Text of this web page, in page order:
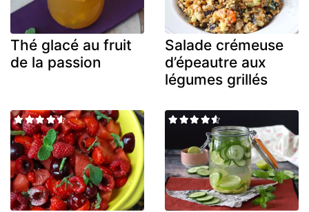
Thé glacé au fruit
de la passion
Salade crémeuse
d’épeautre aux
légumes grillés